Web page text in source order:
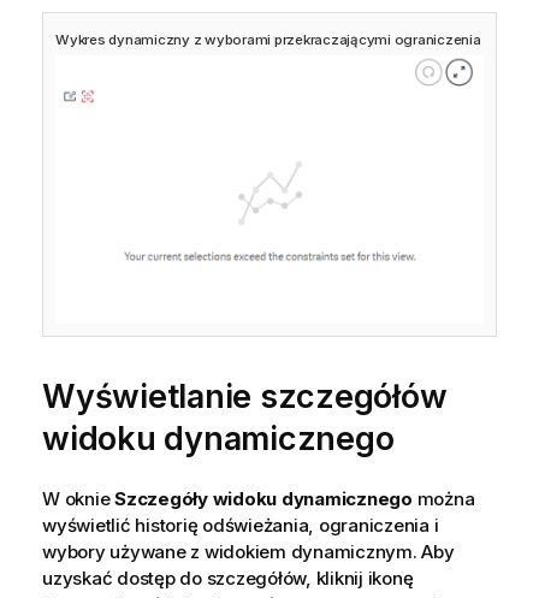
Wykres dynamiczny z wyborami przekraczającymi ograniczenia
Wyświetlanie szczegółów
widoku dynamicznego
W oknieSzczegóły widoku dynamicznego można
wyświetlić historię odświeżania, ograniczenia i
wybory używane z widokiem dynamicznym. Aby
uzyskać dostęp do szczegółów, kliknij ikonę